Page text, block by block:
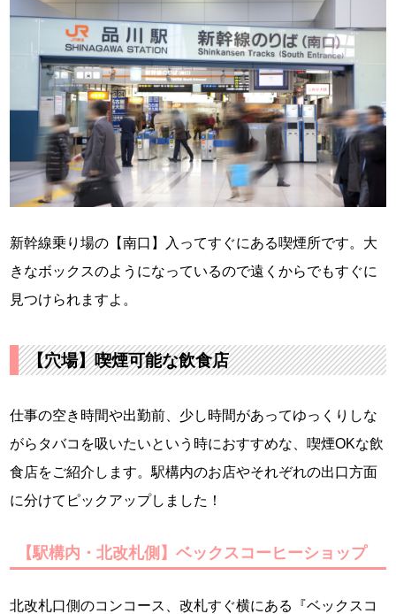
新幹線乗り場の【南口】入ってすぐにある喫煙所です。大
きなボックスのようになっているので遠くからでもすぐに
見つけられますよ。
【穴場】喫煙可能な飲食店
仕事の空き時間や出勤前、少し時間があってゆっくりしな
がらタバコを吸いたいという時におすすめな、喫煙OKな飲
食店をご紹介します。駅構内のお店やそれぞれの出口方面
に分けてピックアップしました！
【駅構内・北改札側】ベックスコーヒーショップ
北改札口側のコンコース、改札すぐ横にある『ベックスコ